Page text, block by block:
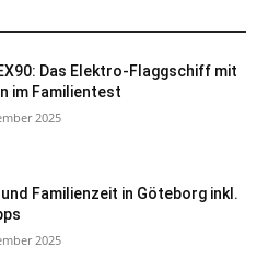
Das Elektro-Flaggschiff mit
im Familientest
2025
Familienzeit in Göteborg inkl.
2025